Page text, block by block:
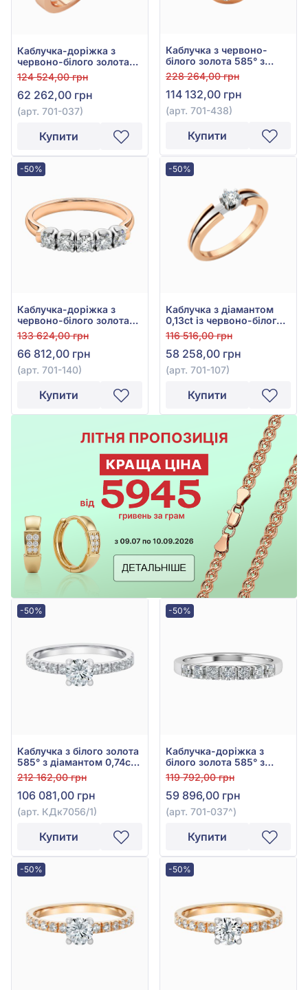
Каблучка-доріжка з
червоно-білого золота
585° з діамантами
0,33ct, арт. 701-037
124 524,00 грн
62 262,00 грн
(арт. 701-037)
Купити
Каблучка з червоно-
білого золота 585° з
діамантом 0,37ct, арт.
701-438
228 264,00 грн
114 132,00 грн
(арт. 701-438)
Купити
-50%
Каблучка-доріжка з
червоно-білого золота
585° з діамантами
0,33ct, арт. 701-140
133 624,00 грн
66 812,00 грн
(арт. 701-140)
Купити
-50%
Каблучка з діамантом
0,13ct із червоно-білого
золота 585°, арт. 701-107
116 516,00 грн
58 258,00 грн
(арт. 701-107)
Купити
-50%
Каблучка з білого золота
585° з діамантом 0,74ct,
арт. КДк7056/1
212 162,00 грн
106 081,00 грн
(арт. КДк7056/1)
Купити
-50%
Каблучка-доріжка з
білого золота 585° з
діамантами 0,36ct, арт.
701-037
119 792,00 грн
59 896,00 грн
(арт. 701-037^)
Купити
-50% -50%